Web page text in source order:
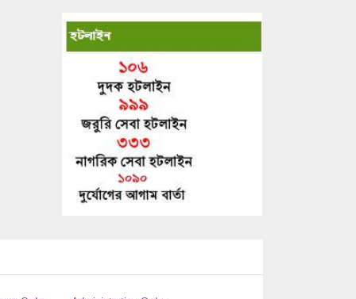
যুক্তিবিদ্যা ...
02/08/2026 10:08 AM
এইচ এস সি-২০২৬ সালের পরীক্ষকের তালিকা (বিষয়ঃ
29/07/2026 04:07 AM
এইচ এস সি-২০২৬ সালের পরীক্ষকের তালিকা (বিষয়ঃ
29/07/2026 04:07 AM